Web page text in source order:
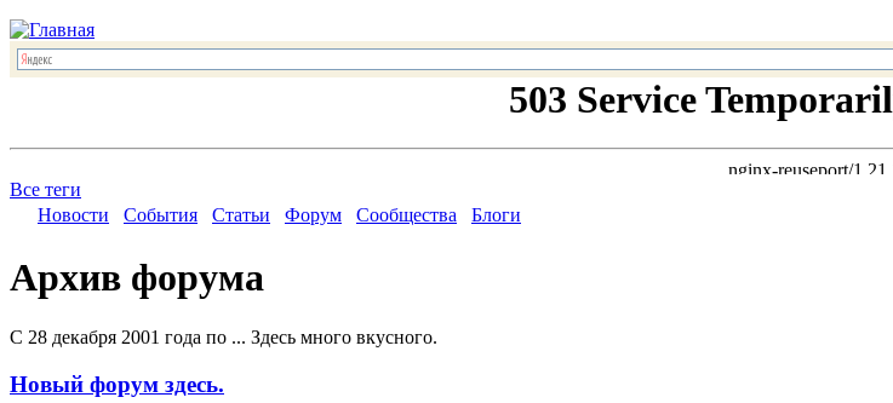
Все теги
Новости
События Статьи Форум Сообщества Блоги
Архив форума
С 28 декабря 2001 года по ... Здесь много вкусного.
Новый форум здесь.